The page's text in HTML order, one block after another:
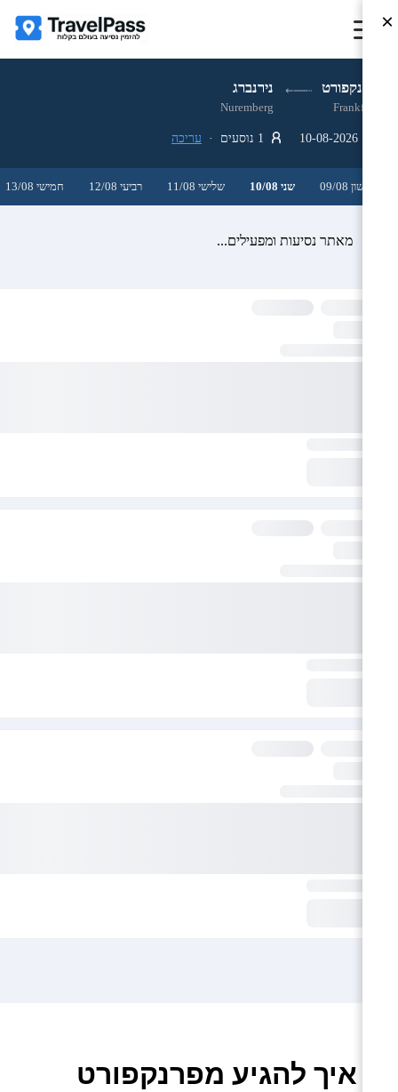
פרנקפורט נירנברג
Frankfurt
Nuremberg
עריכה
ראשון 09/08 שני 10/08 שלישי 11/08 רביעי 12/08 חמישי 13/08
מאתר נסיעות ומפעילים...
איך להגיע מפרנקפורט
×